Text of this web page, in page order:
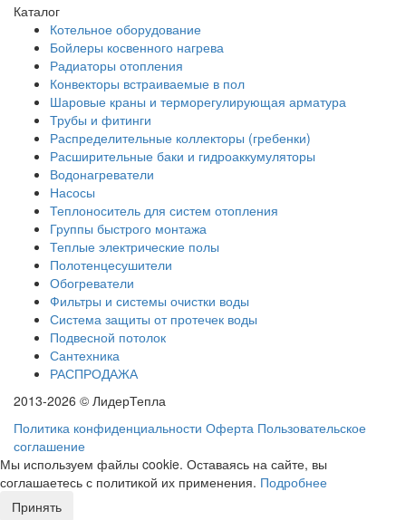
Каталог
Котельное оборудование
Бойлеры косвенного нагрева
Радиаторы отопления
Конвекторы встраиваемые в пол
Шаровые краны и терморегулирующая арматура
Трубы и фитинги
Распределительные коллекторы (гребенки)
Расширительные баки и гидроаккумуляторы
Водонагреватели
Насосы
Теплоноситель для систем отопления
Группы быстрого монтажа
Теплые электрические полы
Полотенцесушители
Обогреватели
Фильтры и системы очистки воды
Система защиты от протечек воды
Подвесной потолок
Сантехника
РАСПРОДАЖА
2013-2026 © ЛидерТепла
Политика конфиденциальности Оферта Пользовательское
соглашение
Мы используем файлы cookie. Оставаясь на сайте, вы
соглашаетесь с политикой их применения. Подробнее
Принять